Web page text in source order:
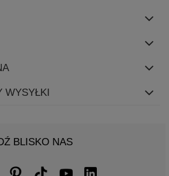
WYSYŁKI
BLISKO NAS